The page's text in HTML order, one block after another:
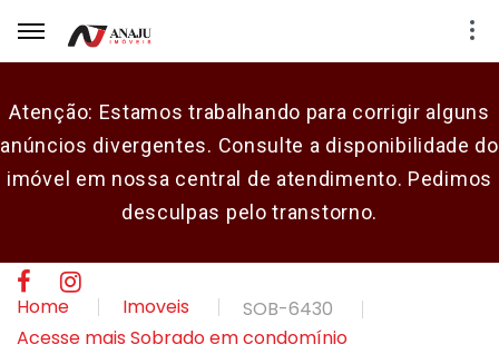
Atenção: Estamos trabalhando para corrigir alguns
anúncios divergentes. Consulte a disponibilidade do
imóvel em nossa central de atendimento. Pedimos
desculpas pelo transtorno.
E-mail
Home Imoveis
SOB-6430
Acesse mais Sobrado em condomínio